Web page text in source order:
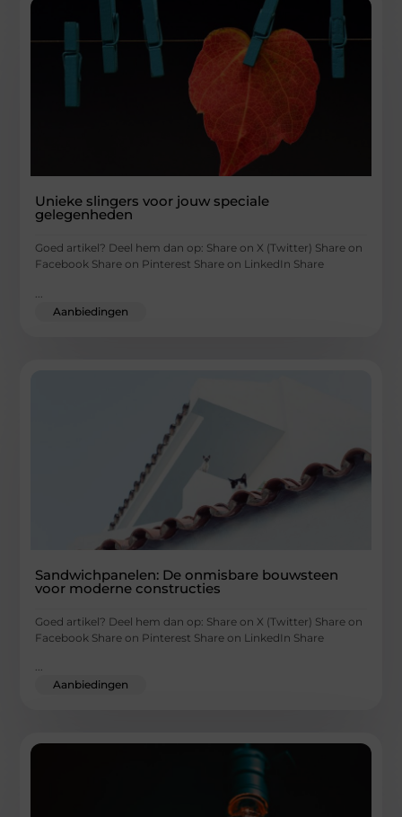
Unieke slingers voor jouw speciale
gelegenheden
Goed artikel? Deel hem dan op: Share on X (Twitter) Share on
Facebook Share on Pinterest Share on LinkedIn Share
Aanbiedingen
Sandwichpanelen: De onmisbare bouwsteen
voor moderne constructies
Goed artikel? Deel hem dan op: Share on X (Twitter) Share on
Facebook Share on Pinterest Share on LinkedIn Share
...
Aanbiedingen